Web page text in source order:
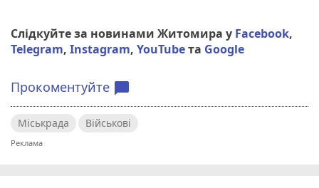
Слідкуйте за новинами Житомира у Facebook,
Telegram, Instagram, YouTubeта Google
Прокоментуйте chat_bubble
Міськрада Військові